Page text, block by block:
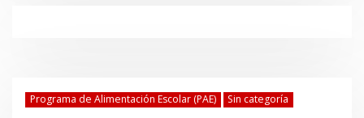
Programa de Alimentación Escolar (PAE) Sin categoría